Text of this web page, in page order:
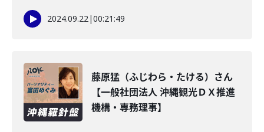
2024.09.22|00:21:49
藤原猛（ふじわら・たける）さん
【一般社団法人 沖縄観光ＤＸ推進
機構・専務理事】